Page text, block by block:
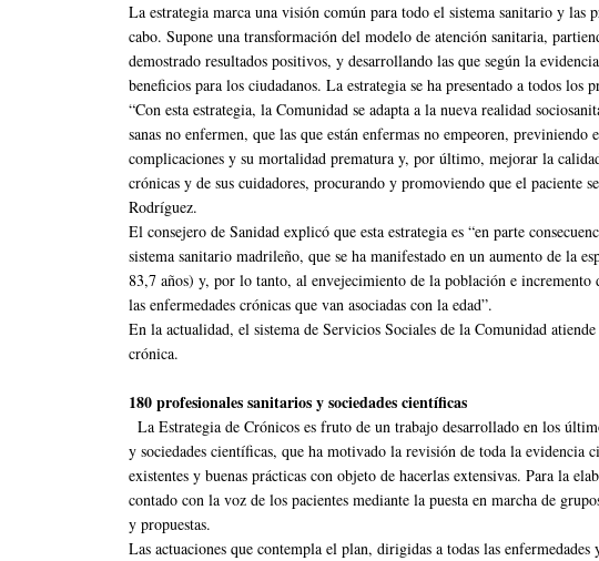
La estrategia marca una visión común para todo el sistema sanitario y las
cabo. Supone una transformación del modelo de atención sanitaria,
demostrado resultados positivos, y desarrollando las que según la
beneficios para los ciudadanos. La estrategia se ha presentado a todos los
“Con esta estrategia, la Comunidad se adapta a la nueva realidad
sanas no enfermen, que las que están enfermas no empeoren,
complicaciones y su mortalidad prematura y, por último, mejorar la
crónicas y de sus cuidadores, procurando y promoviendo que el paciente
Rodríguez.
El consejero de Sanidad explicó que esta estrategia es “en parte
sistema sanitario madrileño, que se ha manifestado en un aumento de la
83,7 años) y, por lo tanto, al envejecimiento de la población e incremento
las enfermedades crónicas que van asociadas con la edad”.
En la actualidad, el sistema de Servicios Sociales de la Comunidad
crónica.
180 profesionales sanitarios y sociedades científicas
La Estrategia de Crónicos es fruto de un trabajo desarrollado en los
y sociedades científicas, que ha motivado la revisión de toda la evidencia
existentes y buenas prácticas con objeto de hacerlas extensivas. Para la
contado con la voz de los pacientes mediante la puesta en marcha de
y propuestas.
Las actuaciones que contempla el plan, dirigidas a todas las enfermedades